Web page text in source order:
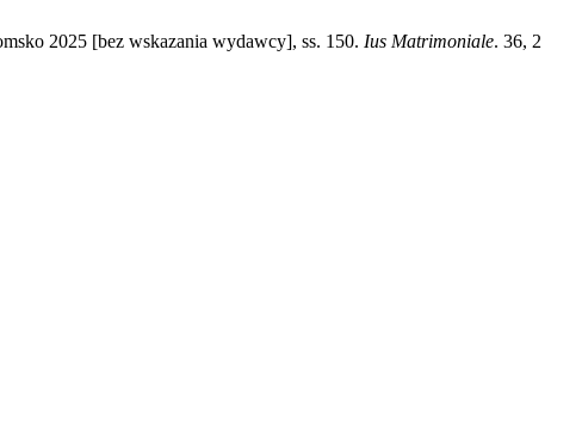
2025 [bez wskazania wydawcy], ss. 150. Ius Matrimoniale. 36, 2